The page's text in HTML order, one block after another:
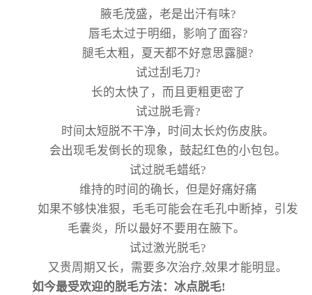
腋毛茂盛，老是出汗有味?
唇毛太过于明细，影响了面容?
腿毛太粗，夏天都不好意思露腿?
试过刮毛刀?
长的太快了，而且更粗更密了
试过脱毛膏?
时间太短脱不干净，时间太长灼伤皮肤。
会出现毛发倒长的现象，鼓起红色的小包包。
试过脱毛蜡纸?
维持的时间的确长，但是好痛好痛
如果不够快准狠，毛毛可能会在毛孔中断掉，引发
毛囊炎，所以最好不要用在腋下。
试过激光脱毛?
又贵周期又长，需要多次治疗,效果才能明显。
如今最受欢迎的脱毛方法：冰点脱毛!